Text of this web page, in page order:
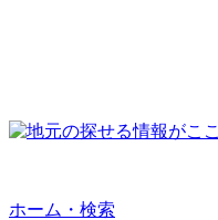
ホーム・検索